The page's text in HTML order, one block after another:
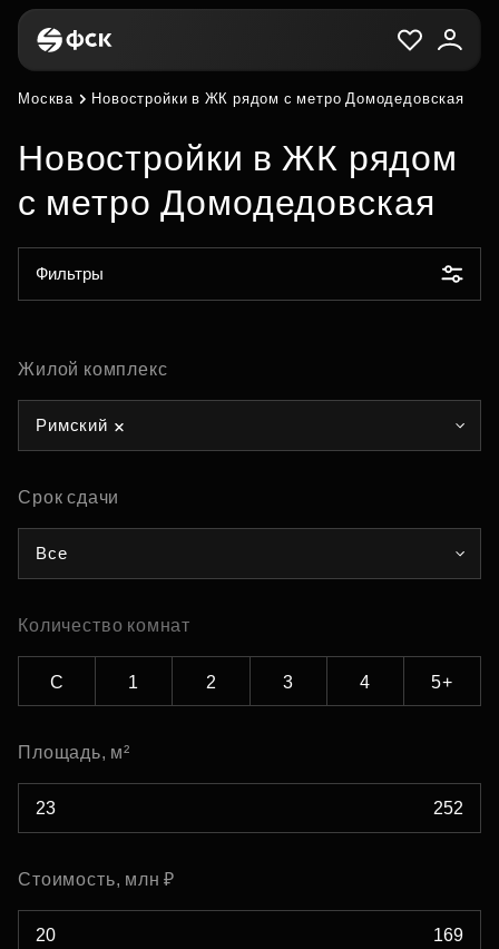
Москва Новостройки в ЖК рядом с метро Домодедовская
Новостройки в ЖК рядом
с метро Домодедовская
Фильтры
Жилой комплекс
Римский
Срок сдачи
Все
Количество комнат
С 1 2 3 4 5+
Площадь, м²
Стоимость, млн ₽